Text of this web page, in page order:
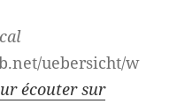
uebersicht/w
écouter sur